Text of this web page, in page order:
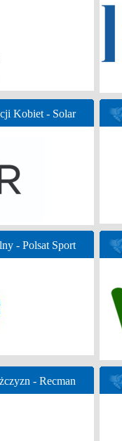
Kobiet - Solar
- Polsat Sport
- Recman